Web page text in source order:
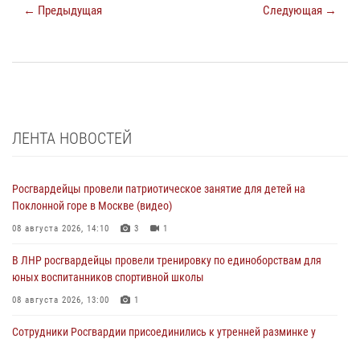
← Предыдущая Следующая →
ЛЕНТА НОВОСТЕЙ
Росгвардейцы провели патриотическое занятие для детей на
Поклонной горе в Москве (видео)
08 августа 2026, 14:10 3 1
В ЛНР росгвардейцы провели тренировку по единоборствам для
юных воспитанников спортивной школы
08 августа 2026, 13:00 1
Сотрудники Росгвардии присоединились к утренней разминке у